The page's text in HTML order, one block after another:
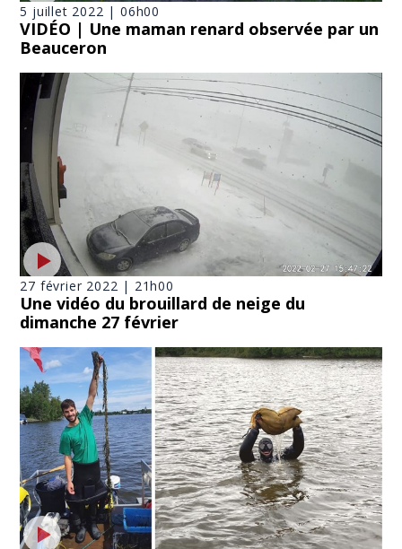
5 juillet 2022 | 06h00
VIDÉO | Une maman renard observée par un
Beauceron
27 février 2022 | 21h00
Une vidéo du brouillard de neige du
dimanche 27 février